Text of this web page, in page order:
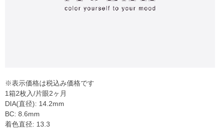
※表示価格は税込み価格です
1箱2枚入/片眼2ヶ月
DIA(直径): 14.2mm
BC: 8.6mm
着色直径: 13.3